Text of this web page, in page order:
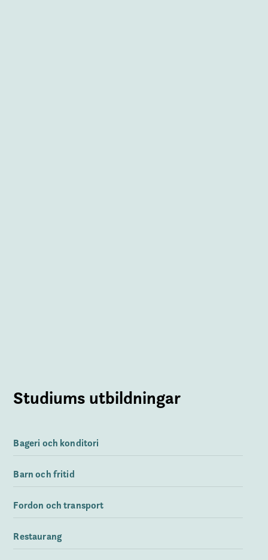
Studiums utbildningar
Bageri och konditori
Barn och fritid
Fordon och transport
Restaurang